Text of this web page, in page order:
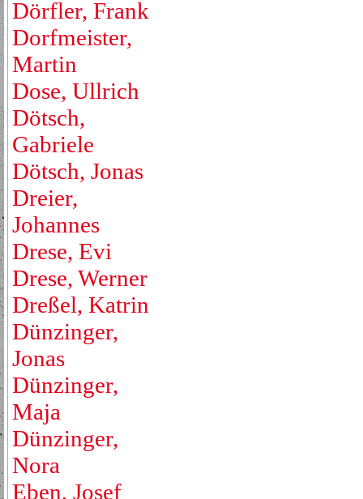
Dörfler, Frank
Dorfmeister,
Martin
Dose, Ullrich
Dötsch,
Gabriele
Dötsch, Jonas
Dreier,
Johannes
Drese, Evi
Drese, Werner
Dreßel, Katrin
Dünzinger,
Jonas
Dünzinger,
Maja
Dünzinger,
Nora
Eben, Josef